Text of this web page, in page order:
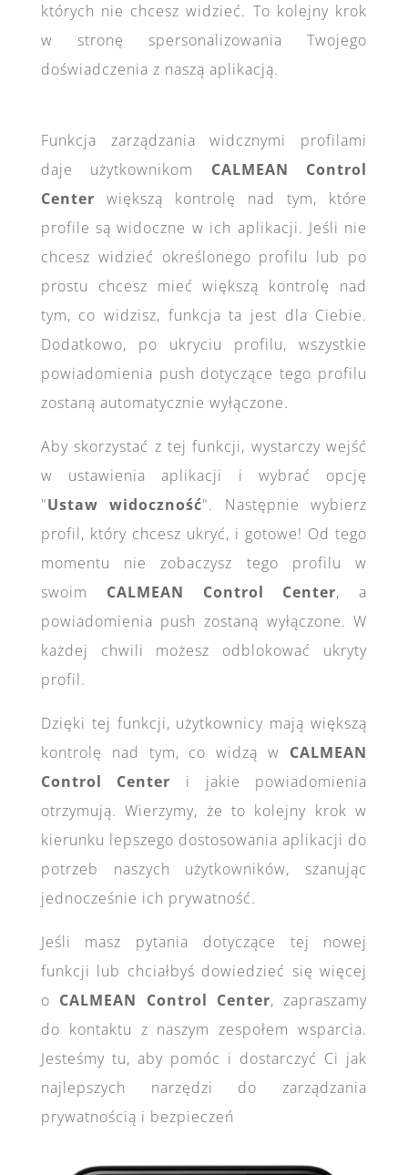
których nie chcesz widzieć. To kolejny krok
w stronę spersonalizowania Twojego
doświadczenia z naszą aplikacją.
Funkcja zarządzania widcznymi profilami
daje użytkownikom CALMEAN Control
Center większą kontrolę nad tym, które
profile są widoczne w ich aplikacji. Jeśli nie
chcesz widzieć określonego profilu lub po
prostu chcesz mieć większą kontrolę nad
tym, co widzisz, funkcja ta jest dla Ciebie.
Dodatkowo, po ukryciu profilu, wszystkie
powiadomienia push dotyczące tego profilu
zostaną automatycznie wyłączone.
Aby skorzystać z tej funkcji, wystarczy wejść
w ustawienia aplikacji i wybrać opcję
"Ustaw widoczność". Następnie wybierz
profil, który chcesz ukryć, i gotowe! Od tego
momentu nie zobaczysz tego profilu w
swoim CALMEAN Control Center, a
powiadomienia push zostaną wyłączone. W
każdej chwili możesz odblokować ukryty
profil.
Dzięki tej funkcji, użytkownicy mają większą
kontrolę nad tym, co widzą w CALMEAN
Control Center i jakie powiadomienia
otrzymują. Wierzymy, że to kolejny krok w
kierunku lepszego dostosowania aplikacji do
potrzeb naszych użytkowników, szanując
jednocześnie ich prywatność.
Jeśli masz pytania dotyczące tej nowej
funkcji lub chciałbyś dowiedzieć się więcej
o CALMEAN Control Center, zapraszamy
do kontaktu z naszym zespołem wsparcia.
Jesteśmy tu, aby pomóc i dostarczyć Ci jak
najlepszych narzędzi do zarządzania
prywatnością i bezpieczeń